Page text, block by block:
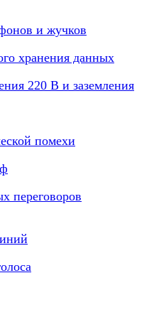
и жучков
хранения данных
220 В и заземления
помехи
переговоров